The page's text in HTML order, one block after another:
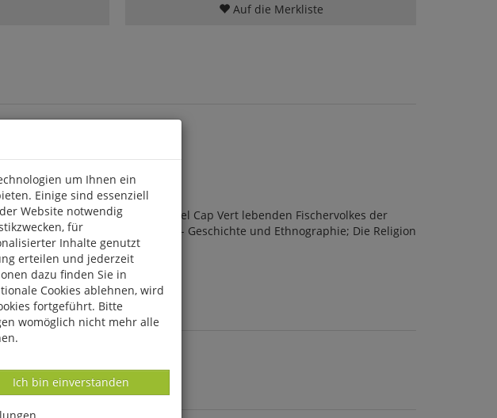
Auf die Merkliste
(Senegal)
der senegalesischen Halbinsel Cap Vert lebenden Fischervolkes der
ist. Aus dem Inhalt: Die Lebu - Geschichte und Ethnographie; Die Religion
Verlag.
um Ihnen ein
Einige sind essenziell
Website notwendig
für
Inhalte genutzt
erteilen und jederzeit
dazu finden Sie in
Cookies ablehnen, wird
fortgeführt. Bitte
womöglich nicht mehr alle
Datenverarbeitung -
Ich bin einverstanden
-